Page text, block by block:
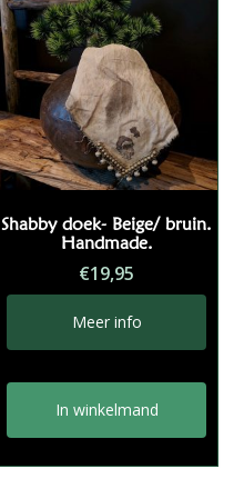
Shabby doek- Beige/ bruin.
Handmade.
€19,95
Meer info
In winkelmand